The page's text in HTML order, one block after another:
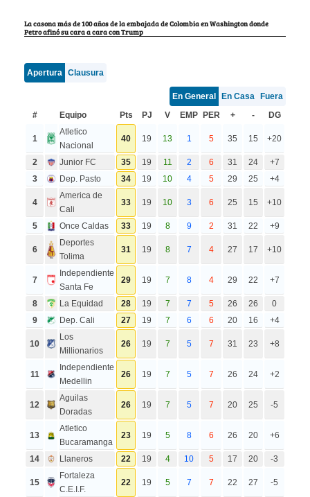
La casona más de 100 años de la embajada de Colombia en Washington donde
Petro afinó su cara a cara con Trump
Apertura Clausura
En General En Casa
Fuera
#
Equipo Pts PJ V EMP PER + - DG
1
Atletico
Nacional
40 19 13 1 5 35 15 +20
2 Junior FC 35 19 11 2 6 31 24
+7
3
Dep. Pasto 34 19 10 4 5 29 25 +4
4
America de
Cali
33 19 10 3 6 25 15 +10
5 Once Caldas 33 19 8 9 2 31 22 +9
6
Deportes
Tolima
31 19 8 7 4 27 17 +10
7
Independiente
Santa Fe
29 19 7 8 4 29 22 +7
8 La Equidad 28 19 7 7 5 26 26
0
9
Dep. Cali 27 19 7 6 6 20 16 +4
10
Los
Millionarios
26 19 7 5 7 31 23 +8
11
Independiente
Medellin
26 19 7 5 7 26 24 +2
12
Aguilas
Doradas
26 19 7 5 7 20 25 -5
13
Atletico
Bucaramanga
23 19 5 8 6 26 20 +6
14 Llaneros 22 19 4 10 5 17 20 -3
15
Fortaleza
C.E.I.F.
22 19 5 7 7 22 27 -5